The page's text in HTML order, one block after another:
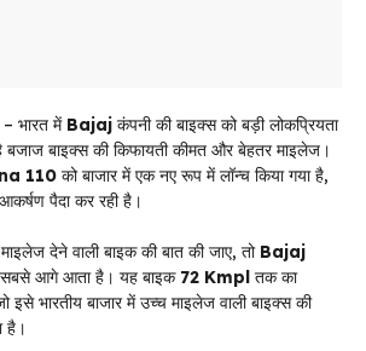
– भारत में Bajaj कंपनी की बाइक्स को बड़ी लोकप्रियता
बजाज बाइक्स की किफायती कीमत और बेहतर माइलेज।
110 को बाजार में एक नए रूप में लॉन्च किया गया है,
पैदा कर रही है।
देने वाली बाइक की बात की जाए, तो Bajaj
सबसे आगे आता है। यह बाइक72 Kmpl तक का
इसे भारतीय बाजार में उच्च माइलेज वाली बाइक्स की
है।